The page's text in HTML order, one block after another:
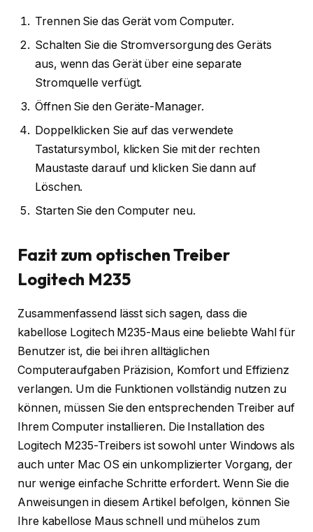
Trennen Sie das Gerät vom Computer.
Schalten Sie die Stromversorgung des Geräts
aus, wenn das Gerät über eine separate
Stromquelle verfügt.
Öffnen Sie den Geräte-Manager.
Doppelklicken Sie auf das verwendete
Tastatursymbol, klicken Sie mit der rechten
Maustaste darauf und klicken Sie dann auf
Löschen.
Starten Sie den Computer neu.
Fazit zum optischen Treiber
Logitech M235
Zusammenfassend lässt sich sagen, dass die
kabellose Logitech M235-Maus eine beliebte Wahl für
Benutzer ist, die bei ihren alltäglichen
Computeraufgaben Präzision, Komfort und Effizienz
verlangen. Um die Funktionen vollständig nutzen zu
können, müssen Sie den entsprechenden Treiber auf
Ihrem Computer installieren. Die Installation des
Logitech M235-Treibers ist sowohl unter Windows als
auch unter Mac OS ein unkomplizierter Vorgang, der
nur wenige einfache Schritte erfordert. Wenn Sie die
Anweisungen in diesem Artikel befolgen, können Sie
Ihre kabellose Maus schnell und mühelos zum